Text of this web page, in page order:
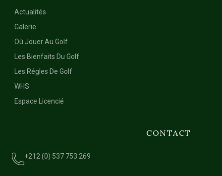
Actualités
Galerie
Où Jouer Au Golf
Les Bienfaits Du Golf
Les Régles De Golf
WHS
Espace Licencié
CONTACT
+212 (0) 537 753 269